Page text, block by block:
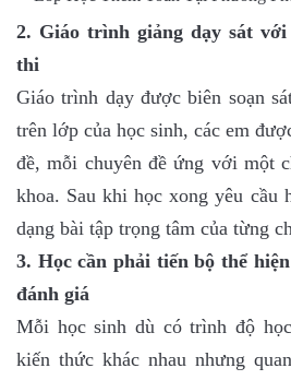
2. Giáo trình giảng dạy sát
thi
Giáo trình dạy được biên soạn
trên lớp của học sinh, các em
đề, mỗi chuyên đề ứng với một
khoa. Sau khi học xong yêu cầu
dạng bài tập trọng tâm của từng
3. Học cần phải tiến bộ thể
đánh giá
Mỗi học sinh dù có trình độ
kiến thức khác nhau nhưng